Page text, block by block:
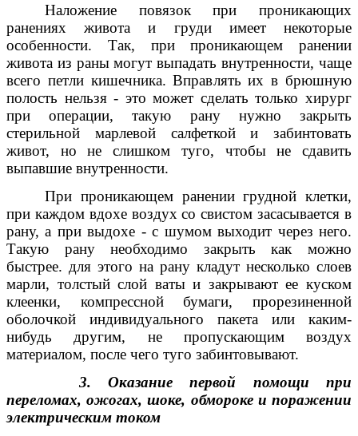
Наложение повязок при проникающих
ранениях живота и груди имеет некоторые
особенности. Так, при проникающем ранении
живота из раны могут выпадать внутренности, чаще
всего петли кишечника. Вправлять их в брюшную
полость нельзя - это может сделать только хирург
при операции, такую рану нужно закрыть
стерильной марлевой салфеткой и забинтовать
живот, но не слишком туго, чтобы не сдавить
выпавшие внутренности.
При проникающем ранении грудной клетки,
при каждом вдохе воздух со свистом засасывается в
рану, а при выдохе - с шумом выходит через него.
Такую рану необходимо закрыть как можно
быстрее. для этого на рану кладут несколько слоев
марли, толстый слой ваты и закрывают ее куском
клеенки, компрессной бумаги, прорезиненной
оболочкой индивидуального пакета или каким-
нибудь другим, не пропускающим воздух
материалом, после чего туго забинтовывают.
3. Оказание первой помощи при
переломах, ожогах, шоке, обмороке и поражении
электрическим током